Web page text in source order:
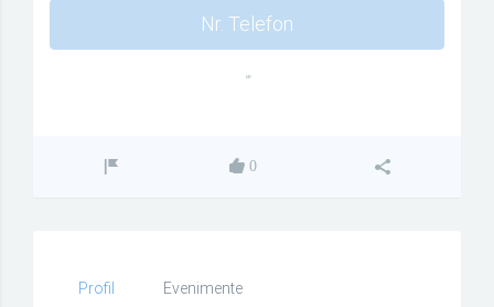
Nr. Telefon
""
0
Profil Evenimente